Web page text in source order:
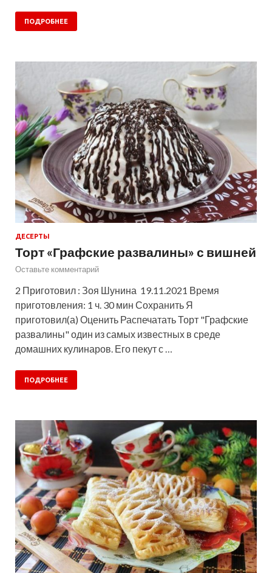
ПОДРОБНЕЕ
ДЕСЕРТЫ
Торт «Графские развалины» с вишней
Оставьте комментарий
2 Приготовил : Зоя Шунина 19.11.2021 Время
приготовления: 1 ч. 30 мин Сохранить Я
приготовил(а) Оценить Распечатать Торт "Графские
развалины" один из самых известных в среде
домашних кулинаров. Его пекут с …
ПОДРОБНЕЕ